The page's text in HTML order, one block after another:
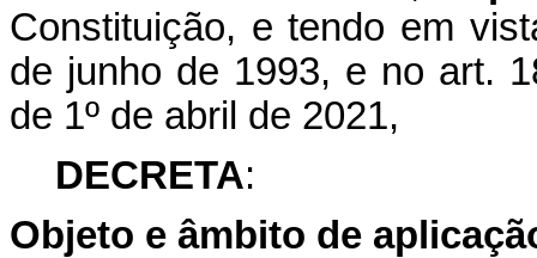
Constituição, e tendo em
de junho de 1993, e no art.
de 1º de abril de 2021,
DECRETA:
Objeto e âmbito de